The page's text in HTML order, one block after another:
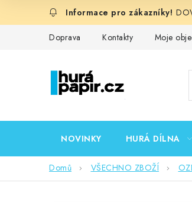
Doprava Kontakty Moje
NOVINKY HURÁ DÍLNA
Domů VŠECHNO ZBOŽÍ